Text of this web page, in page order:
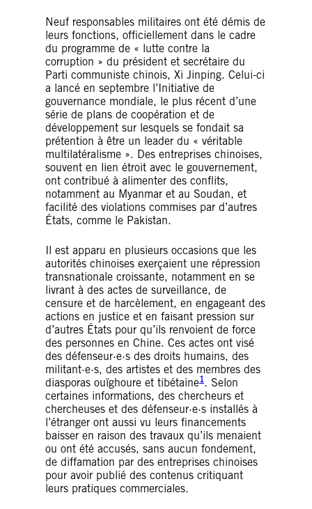
Neuf responsables militaires ont été démis de
leurs fonctions, officiellement dans le cadre
du programme de « lutte contre la
corruption » du président et secrétaire du
Parti communiste chinois, Xi Jinping. Celui-ci
a lancé en septembre l’Initiative de
gouvernance mondiale, le plus récent d’une
série de plans de coopération et de
développement sur lesquels se fondait sa
prétention à être un leader du « véritable
multilatéralisme ». Des entreprises chinoises,
souvent en lien étroit avec le gouvernement,
ont contribué à alimenter des conflits,
notamment au Myanmar et au Soudan, et
facilité des violations commises par d’autres
États, comme le Pakistan.
Il est apparu en plusieurs occasions que les
autorités chinoises exerçaient une répression
transnationale croissante, notamment en se
livrant à des actes de surveillance, de
censure et de harcèlement, en engageant des
actions en justice et en faisant pression sur
d’autres États pour qu’ils renvoient de force
des personnes en Chine. Ces actes ont visé
des défenseur·e·s des droits humains, des
militant·e·s, des artistes et des membres des
diasporas ouïghoure et tibétaine1. Selon
certaines informations, des chercheurs et
chercheuses et des défenseur·e·s installés à
l’étranger ont aussi vu leurs financements
baisser en raison des travaux qu’ils menaient
ou ont été accusés, sans aucun fondement,
de diffamation par des entreprises chinoises
pour avoir publié des contenus critiquant
leurs pratiques commerciales.